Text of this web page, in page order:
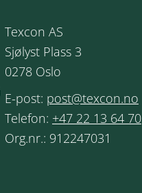
Texcon AS
Sjølyst Plass 3
0278 Oslo
E-post: post@texcon.no
Telefon: +47 22 13 64 70
Org.nr.: 912247031